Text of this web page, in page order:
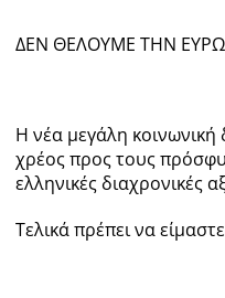
ΔΕΝ ΘΕΛΟΥΜΕ ΤΗΝ
Η νέα μεγάλη κοινωνική
χρέος προς τους
ελληνικές διαχρονικές
Τελικά πρέπει να